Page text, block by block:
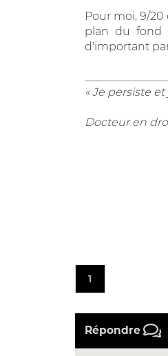
Pour moi, 9/
plan du fond
d'important
« Je persiste et
Docteur en
1
Répondre